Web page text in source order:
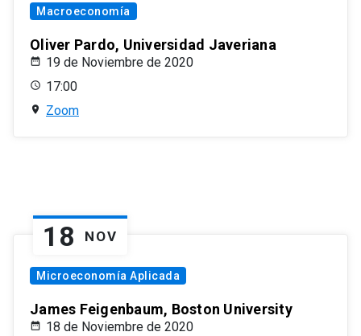
Macroeconomía
Oliver Pardo, Universidad Javeriana
19 de Noviembre de 2020
17:00
Zoom
18 NOV
Microeconomía Aplicada
James Feigenbaum, Boston University
18 de Noviembre de 2020